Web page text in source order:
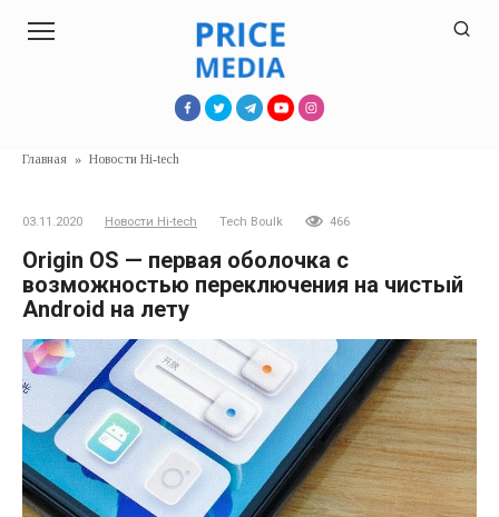
Главная » Новости Hi-tech
03.11.2020 Новости Hi-tech Tech Boulk 466
Origin OS — первая оболочка с
возможностью переключения на чистый
Android на лету